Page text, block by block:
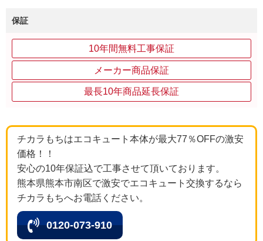
保証
10年間無料工事保証
メーカー商品保証
最長10年商品延長保証
チカラもちはエコキュート本体が最大77％OFFの激安
価格！！
安心の10年保証込で工事させて頂いております。
熊本県熊本市南区で激安でエコキュート交換するなら
チカラもちへお電話ください。
0120-073-910